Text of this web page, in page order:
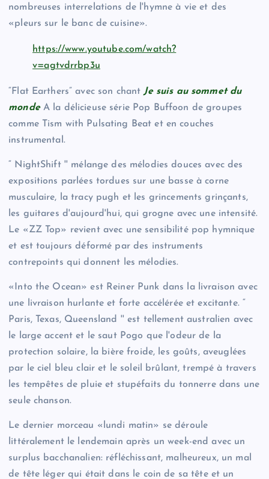
nombreuses interrelations de l'hymne à vie et des
«pleurs sur le banc de cuisine».
https://www.youtube.com/watch?
v=agtvdrrbp3u
“Flat Earthers” avec son chant Je suis au sommet du
mondeA la délicieuse série Pop Buffoon de groupes
comme Tism with Pulsating Beat et en couches
instrumental.
“ NightShift '' mélange des mélodies douces avec des
expositions parlées tordues sur une basse à corne
musculaire, la tracy pugh et les grincements grinçants,
les guitares d'aujourd'hui, qui grogne avec une intensité.
Le «ZZ Top» revient avec une sensibilité pop hymnique
et est toujours déformé par des instruments
contrepoints qui donnent les mélodies.
«Into the Ocean» est Reiner Punk dans la livraison avec
une livraison hurlante et forte accélérée et excitante. “
Paris, Texas, Queensland '' est tellement australien avec
le large accent et le saut Pogo que l'odeur de la
protection solaire, la bière froide, les goûts, aveuglées
par le ciel bleu clair et le soleil brûlant, trempé à travers
les tempêtes de pluie et stupéfaits du tonnerre dans une
seule chanson.
Le dernier morceau «lundi matin» se déroule
littéralement le lendemain après un week-end avec un
surplus bacchanalien: réfléchissant, malheureux, un mal
de tête léger qui était dans le coin de sa tête et un